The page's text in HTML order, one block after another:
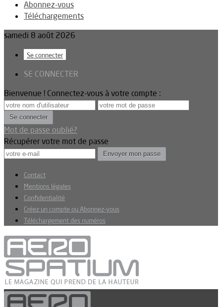
Abonnez-vous
Téléchargements
samedi 8 août 2026
Se connecter
SE CONNECTER
Bienvenue ! Connectez-vous à votre compte :
Mot de passe oublié?
Récupérer votre mot de passe
Contact
Mentions légales
Confidentialité
Créez un compte ou Abonnez-vous
Téléchargement des numéros